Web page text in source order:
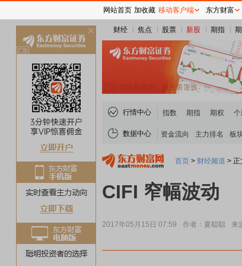
财经 焦点 股票 新股 期指
行情中心 指数 期指 期权 个
数据中心 资金流向 主力排名 板
首页 > 财经频道 > 正
CIFI 窄幅波动
2017年05月15日 07:59 作者：夏聪聪 来
网站首页 加收藏 移动客户端 东方财富
关